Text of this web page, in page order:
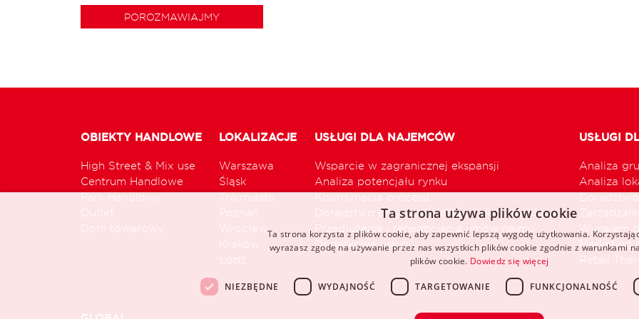
POROZMAWIAJMY
OBIEKTY HANDLOWE
High Street & Mix use
Centrum Handlowe
Park Handlowy
Outlet
Dom towarowy
LOKALIZACJE
Warszawa
Śląsk
Trójmiasto
Poznań
Wrocław
Kraków
Łódź
USŁUGI DLA NAJEMCÓW
Wsparcie w zagranicznej ekspansji
Analiza potencjału rynku
Koordynacja procesu
Doradztwo przy optymalizacji sieci handlowej
Przedłużenie i renegocjacja umów najmu
Dodatkowe usługi
USŁUGI
Analiza
Analiza
Wynajem
Marketing
Retail
Ta strona używa plików cookie
Ta strona korzysta z plików cookie, aby zapewnić lepszą wygodę użytkowania.
wyrażasz zgodę na używanie przez nas wszystkich plików cookie zgodnie z warunkami
plików cookie. Dowiedz się więcej
NIEZBĘDNE WYDAJNOŚĆ TARGETOWANIE FUNKCJONALNOŚĆ